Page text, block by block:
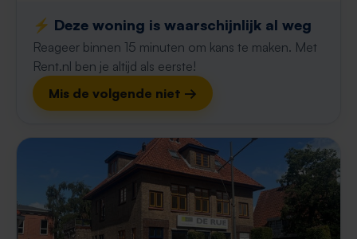
⚡️ Deze woning is waarschijnlijk al weg
Reageer binnen 15 minuten om kans te maken. Met
Rent.nl ben je altijd als eerste!
Mis de volgende niet →